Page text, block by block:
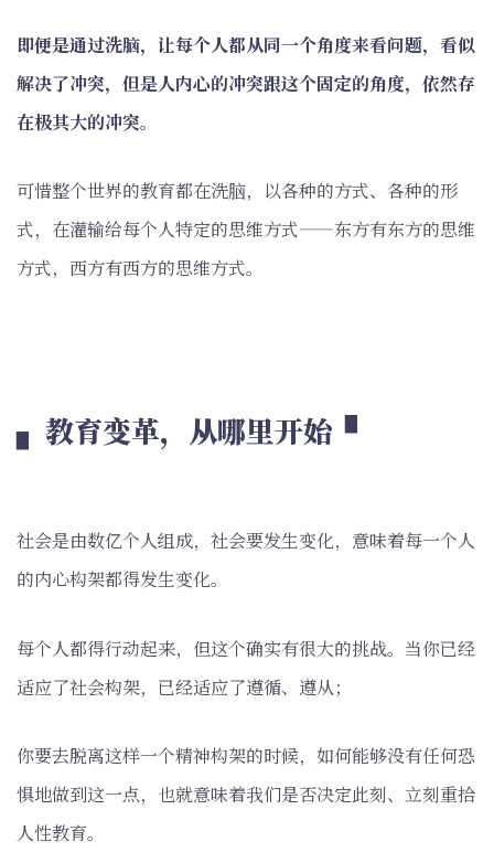
即便是通过洗脑，让每个人都从同一个角度来看问题，看似
解决了冲突，但是人内心的冲突跟这个固定的角度，依然存
在极其大的冲突。
可惜整个世界的教育都在洗脑，以各种的方式、各种的形
式，在灌输给每个人特定的思维方式——东方有东方的思维
方式，西方有西方的思维方式。
▖ 教育变革，从哪里开始 ▘
社会是由数亿个人组成，社会要发生变化，意味着每一个人
的内心构架都得发生变化。
每个人都得行动起来，但这个确实有很大的挑战。当你已经
适应了社会构架，已经适应了遵循、遵从；
你要去脱离这样一个精神构架的时候，如何能够没有任何恐
惧地做到这一点，也就意味着我们是否决定此刻、立刻重拾
人性教育。